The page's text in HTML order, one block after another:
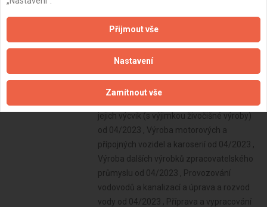
pro osobní hygienu od 04/2023 ,
Poskytování služeb pro právnické osoby a
svěřenské fondy od 04/2023 , Poskytování
služeb pro zemědělství, zahradnictví,
rybníkářství, lesnictví a myslivost od
04/2023 , Výroba, obchod a služby jinde
jejich výcvik (s výjimkou živočišné výroby)
od 04/2023 , Výroba motorových a
přípojných vozidel a karoserií od 04/2023 ,
Výroba dalších výrobků zpracovatelského
průmyslu od 04/2023 , Provozování
vodovodů a kanalizací a úprava a rozvod
vody od 04/2023 , Příprava a vypracování
Přijmout vše
Nastavení
Zamítnout vše